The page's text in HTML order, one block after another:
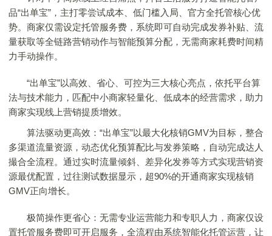
品“出单宝”，主打零尝试成本、低门槛入局、官方全托管核心优
势。商家仅需设定托管服务费，系统即可自动完成发券补贴、流
量获取等全链路营销动作与智能预算分配，无需商家耗费时间精
力手动操作。
“出单宝”以高效、省心、可控为三大核心亮点，依托平台算
法与技术能力，匹配中小商家轻量化、低成本的经营需求，助力
商家实现线上营销提质增效。
算法驱动更高效：“出单宝”以最大化核销GMV为目标，整合
多渠道流量资源，动态优化预算配比与发券策略，自动完成达人
撮合全流程。通过实时流量倾斜、差异化发券等方式实现营销资
源最优配置，过往测试数据显示，超90%的开通商家实现核销
GMV正向增长。
极简操作更省心：无需专业运营能力和专职人力，商家仅设
置托管服务费即可开启服务，全流程由系统智能化托管运营，让